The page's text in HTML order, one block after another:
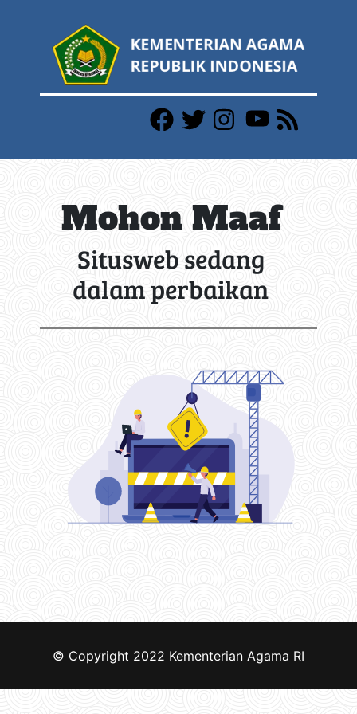
Mohon Maaf
Situsweb sedang
dalam perbaikan
© Copyright 2022 Kementerian Agama RI